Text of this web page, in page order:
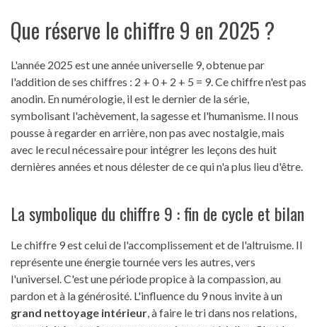
Que réserve le chiffre 9 en 2025 ?
L'année 2025 est une année universelle 9, obtenue par
l'addition de ses chiffres : 2 + 0 + 2 + 5 = 9. Ce chiffre n'est pas
anodin. En numérologie, il est le dernier de la série,
symbolisant l'achèvement, la sagesse et l'humanisme. Il nous
pousse à regarder en arrière, non pas avec nostalgie, mais
avec le recul nécessaire pour intégrer les leçons des huit
dernières années et nous délester de ce qui n'a plus lieu d'être.
La symbolique du chiffre 9 : fin de cycle et bilan
Le chiffre 9 est celui de l'accomplissement et de l'altruisme. Il
représente une énergie tournée vers les autres, vers
l'universel. C'est une période propice à la compassion, au
pardon et à la générosité. L'influence du 9 nous invite à un
grand nettoyage intérieur, à faire le tri dans nos relations,